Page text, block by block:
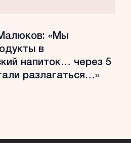
«Мы
в
напиток… через 5
разлагаться…»